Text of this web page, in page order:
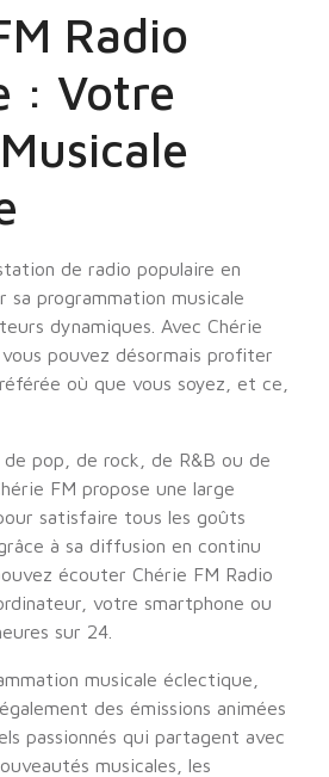
Radio
: Votre
de radio populaire en
sa programmation musicale
dynamiques. Avec Chérie
pouvez désormais profiter
où que vous soyez, et ce,
de pop, de rock, de R&B ou de
FM propose une large
satisfaire tous les goûts
à sa diffusion en continu
écouter Chérie FM Radio
votre smartphone ou
sur 24.
musicale éclectique,
des émissions animées
passionnés qui partagent avec
musicales, les